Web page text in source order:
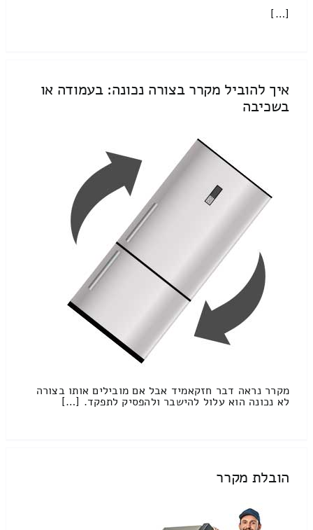
[…]
איך להוביל מקרר בצורה נכונה: בעמודה או
בשכיבה
מקרר נראה דבר חזקאמיד אבל אם מובילים אותו בצורה
לא נכונה הוא עלול להישבר ולהפסיק לתפקד. […]
הובלת מקרר